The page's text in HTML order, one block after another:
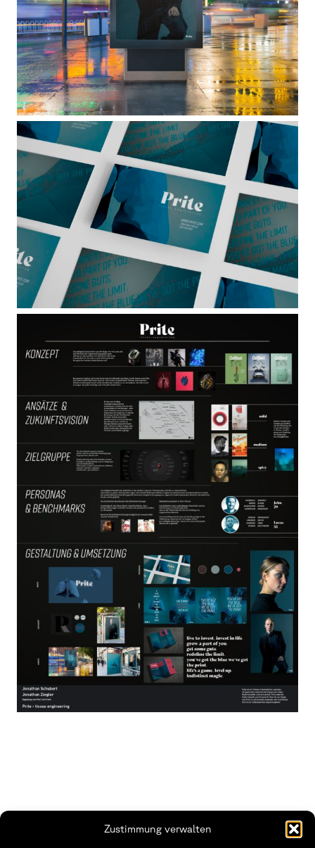
Zustimmung verwalten
THWS | Fakultät Gestaltung Würzburg